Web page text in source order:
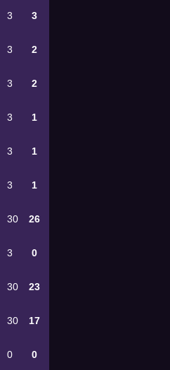
3 3
3 2
3 2
3 1
3 1
3 1
30 26
3 0
30 23
30 17
0 0